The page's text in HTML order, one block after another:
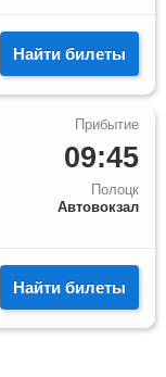
Найти билеты
09:45
Полоцк
Автовокзал
Найти билеты